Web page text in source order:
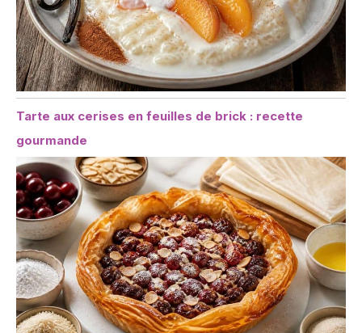
Tarte aux cerises en feuilles de brick : recette
gourmande